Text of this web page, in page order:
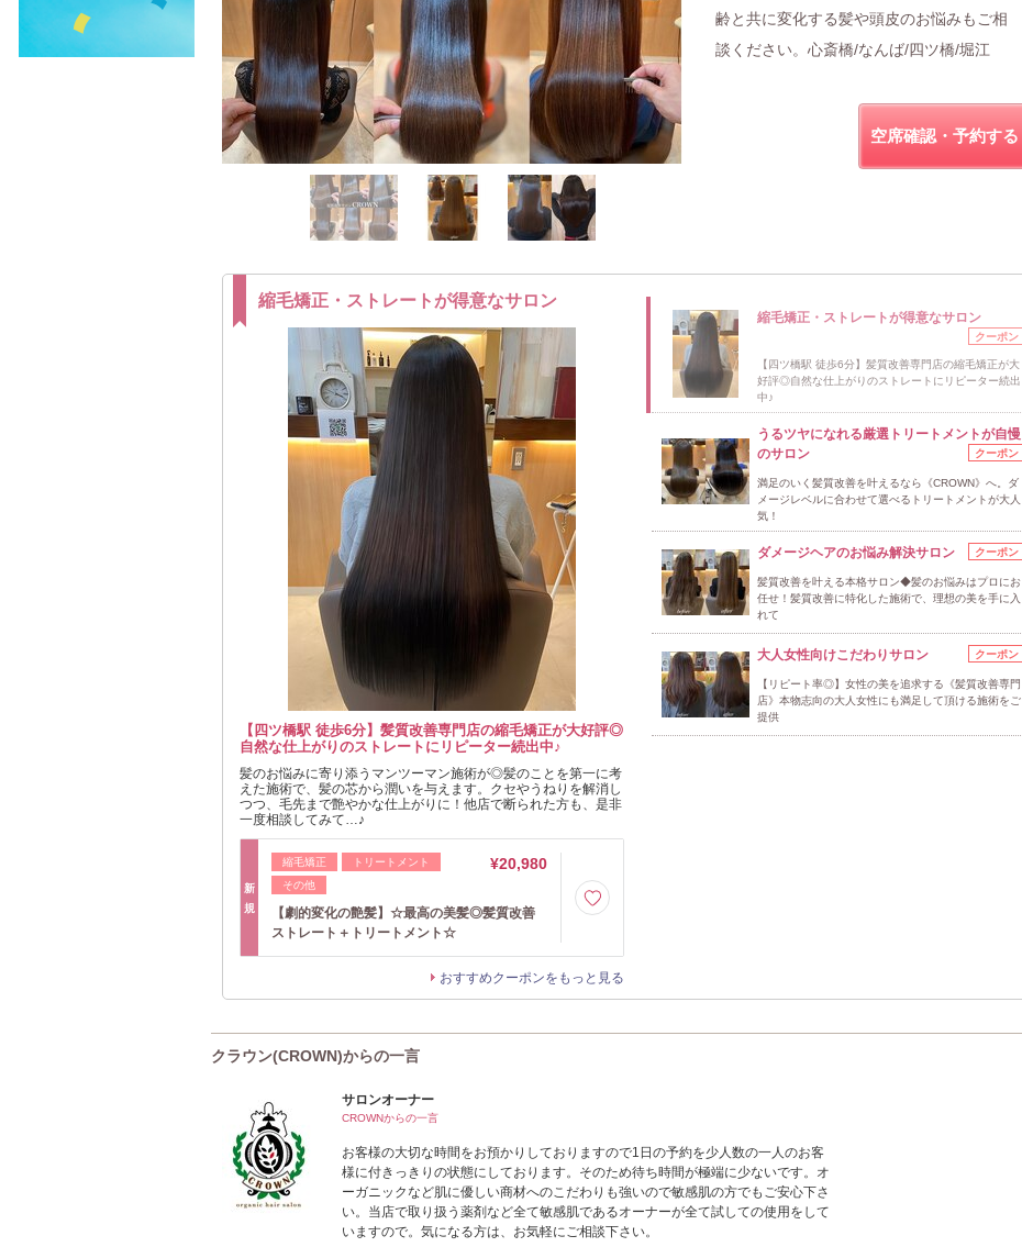
齢と共に変化する髪や頭皮のお悩みもご相
談ください。心斎橋/なんば/四ツ橋/堀江
空席確認・予約する
縮毛矯正・ストレートが得意なサロン
【四ツ橋駅 徒歩6分】髪質改善専門店の縮毛矯正が大好評◎
自然な仕上がりのストレートにリピーター続出中♪
髪のお悩みに寄り添うマンツーマン施術が◎髪のことを第一に考
えた施術で、髪の芯から潤いを与えます。クセやうねりを解消し
つつ、毛先まで艶やかな仕上がりに！他店で断られた方も、是非
一度相談してみて…♪
新
規
縮毛矯正
トリートメント
その他
¥20,980
【劇的変化の艶髪】☆最高の美髪◎髪質改善
ストレート＋トリートメント☆
おすすめクーポンをもっと見る
縮毛矯正・ストレートが得意なサロン
クーポン
【四ツ橋駅 徒歩6分】髪質改善専門店の縮毛矯正が大
好評◎自然な仕上がりのストレートにリピーター続出
中♪
うるツヤになれる厳選トリートメントが自慢
のサロン
クーポン
満足のいく髪質改善を叶えるなら《CROWN》へ。ダ
メージレベルに合わせて選べるトリートメントが大人
気！
ダメージヘアのお悩み解決サロン クーポン
髪質改善を叶える本格サロン◆髪のお悩みはプロにお
任せ！髪質改善に特化した施術で、理想の美を手に入
れて
大人女性向けこだわりサロン クーポン
【リピート率◎】女性の美を追求する《髪質改善専門
店》本物志向の大人女性にも満足して頂ける施術をご
提供
クラウン(CROWN)からの一言
サロンオーナー
CROWNからの一言
お客様の大切な時間をお預かりしておりますので1日の予約を少人数の一人のお客
様に付きっきりの状態にしております。そのため待ち時間が極端に少ないです。オ
ーガニックなど肌に優しい商材へのこだわりも強いので敏感肌の方でもご安心下さ
い。当店で取り扱う薬剤など全て敏感肌であるオーナーが全て試しての使用をして
いますので。気になる方は、お気軽にご相談下さい。